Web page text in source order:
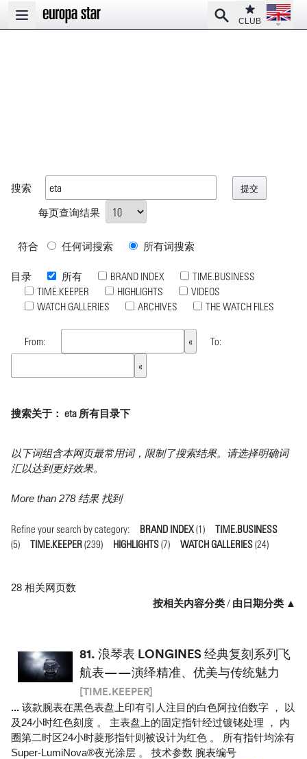
Open main menu
SearchClub
CLUB
Open
搜索
每页查询结果
符合 任何词搜索 所有词搜索
目录 所有 BRAND INDEX
TIME.BUSINESS
TIME.KEEPER
HIGHLIGHTS
VIDEOS
WATCH GALLERIES
ARCHIVES THE WATCH FILES
From: To:
搜索关于： eta 所有目录下
以下词组含本网页最常用词，限制了搜索结果。请选择明确词
汇以达到更好效果。
More than 278 结果 找到
Refine your search by category: BRAND INDEX(1)
TIME.BUSINESS
(5)
TIME.KEEPER(239) HIGHLIGHTS(7) WATCH GALLERIES(24)
28 相关网页数
按相关内容分类/ 由日期分类 ▲
81. 浪琴表 LONGINES 经典复刻系列飞
航表——演绎精准、优美与传统魅力
[TIME.KEEPER]
... 该款腕表在黑色表盘上印有引人注目的白色阿拉伯数字 ， 以
及24小时红色刻度 。 主表盘上的固定指针经过镀铑处理 ， 内
圈第二时区24小时菱形指针则被设计为红色 。 所有指针均涂有
Super-LumiNova®夜光涂层 。 技术参数 腕表编号